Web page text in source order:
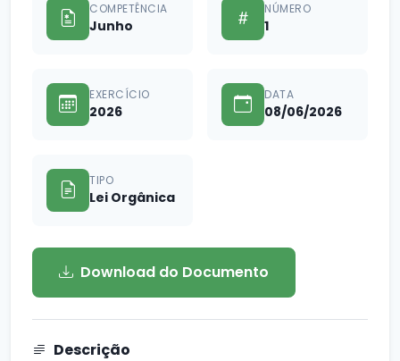
COMPETÊNCIA
Junho
NÚMERO
1
EXERCÍCIO
2026
DATA
08/06/2026
TIPO
Lei Orgânica
Download do Documento
Descrição